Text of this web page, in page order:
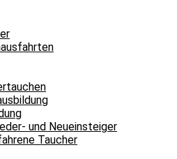
und Neueinsteiger
Taucher